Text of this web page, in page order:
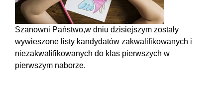
Szanowni Państwo,w dniu dzisiejszym zostały
wywieszone listy kandydatów zakwalifikowanych i
niezakwalifikowanych do klas pierwszych w
pierwszym naborze.